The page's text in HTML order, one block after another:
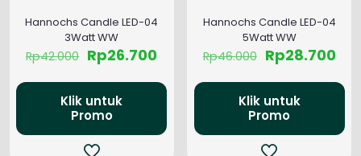
Hannochs Candle LED-04
3Watt WW
Rp42.000 Harga
aslinya
adalah:
Rp42.000.
Rp26.700Harga
ini
Klik untuk
Promo
Hannochs Candle LED-04
5Watt WW
Rp46.000 Harga
aslinya
adalah:
Rp46.000.
Rp28.700
ini
Klik untuk
Promo